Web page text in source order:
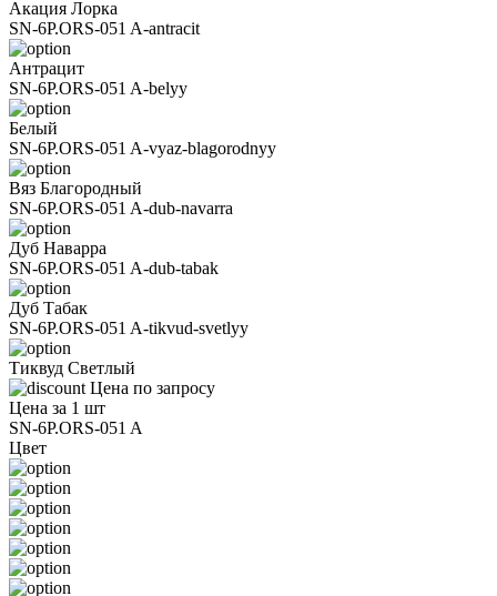
Акация Лорка
SN-6P.ORS-051 A-antracit
Антрацит
SN-6P.ORS-051 A-belyy
Белый
SN-6P.ORS-051 A-vyaz-blagorodnyy
Вяз Благородный
SN-6P.ORS-051 A-dub-navarra
Дуб Наварра
SN-6P.ORS-051 A-dub-tabak
Дуб Табак
SN-6P.ORS-051 A-tikvud-svetlyy
Тиквуд Светлый
Цена по запросу
Цена за 1 шт
SN-6P.ORS-051 A
Цвет